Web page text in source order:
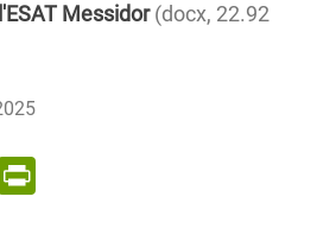
Messidor docx, 22.92